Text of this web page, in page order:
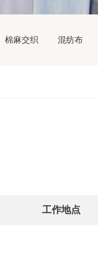
棉麻交织 混纺布
工作地点